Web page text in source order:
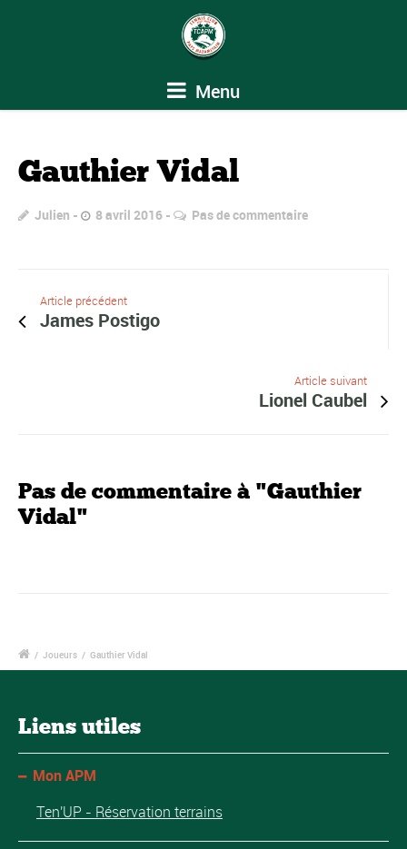
Menu
Gauthier Vidal
Julien 8 avril 2016 Pas de commentaire
Article précédent
James Postigo
Article suivant
Lionel Caubel
Pas de commentaire à "Gauthier
Vidal"
/ Joueurs / Gauthier Vidal
Liens utiles
Mon APM
Ten'UP - Réservation terrains